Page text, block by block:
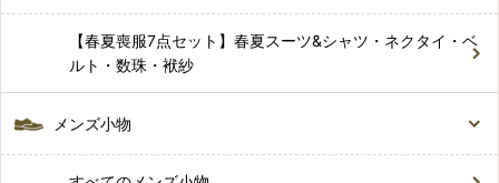
【春夏喪服7点セット】春夏スーツ&シャツ・ネクタイ・ベ
ルト・数珠・袱紗
メンズ小物